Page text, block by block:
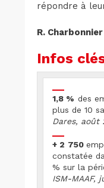
répondre à
R. Charbonnier
Infos
1,8 % des
plus de 10
Dares, août
+ 2 750
constatée
% sur la
ISM-MAAF,